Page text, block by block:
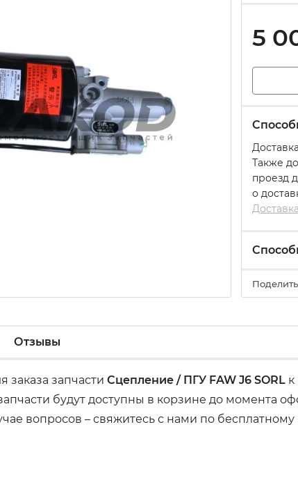
5
Также
проезд
о
Отзывы
заказа запчасти Сцепление / ПГУ FAW J6 SORL к
будут доступны в корзине до момента
вопросов – свяжитесь с нами по